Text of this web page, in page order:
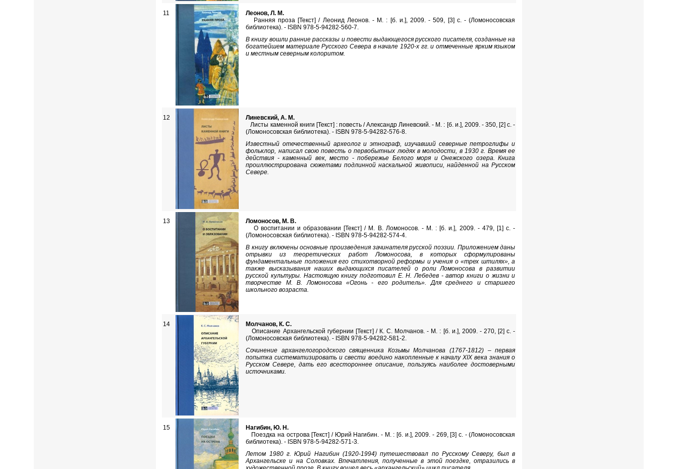
11
Леонов, Л. М.
Ранняя проза [Текст] / Леонид Леонов. - М. : [б. и.], 2009. - 509, [3] с. - (Ломоносовская
библиотека). - ISBN 978-5-94282-560-7.
В книгу вошли ранние рассказы и повести выдающегося русского писателя, созданные на
богатейшем материале Русского Севера в начале 1920-х гг. и отмеченные ярким языком
и местным северным колоритом.
12
Линевский, А. М.
Листы каменной книги [Текст] : повесть / Александр Линевский. - М. : [б. и.], 2009. - 350, [2] с. -
(Ломоносовская библиотека). - ISBN 978-5-94282-576-8.
Известный отечественный археолог и этнограф, изучавший северные петроглифы и
фольклор, написал свою повесть о первобытных людях в молодости, в 1930 г. Время ее
действия - каменный век, место - побережье Белого моря и Онежского озера. Книга
проиллюстрирована сюжетами подлинной наскальной живописи, найденной на Русском
Севере.
13
Ломоносов, М. В.
О воспитании и образовании [Текст] / М. В. Ломоносов. - М. : [б. и.], 2009. - 479, [1] с. -
(Ломоносовская библиотека). - ISBN 978-5-94282-574-4.
В книгу включены основные произведения зачинателя русской поэзии. Приложением даны
отрывки из теоретических работ Ломоносова, в которых сформулированы
фундаментальные положения его стихотворной реформы и учения о «трех штилях», а
также высказывания наших выдающихся писателей о роли Ломоносова в развитии
русской культуры. Настоящую книгу подготовил Е. Н. Лебедев - автор книги о жизни и
творчестве М. В. Ломоносова «Огонь - его родитель». Для среднего и старшего
школьного возраста.
14
Молчанов, К. С.
Описание Архангельской губернии [Текст] / К. С. Молчанов. - М. : [б. и.], 2009. - 270, [2] с. -
(Ломоносовская библиотека). - ISBN 978-5-94282-581-2.
Сочинение архангелогородского священника Козьмы Молчанова (1767-1812) – первая
попытка систематизировать и свести воедино накопленные к началу XIX века знания о
Русском Севере, дать его всестороннее описание, пользуясь наиболее достоверными
источниками.
15
Нагибин, Ю. Н.
Поездка на острова [Текст] / Юрий Нагибин. - М. : [б. и.], 2009. - 269, [3] с. - (Ломоносовская
библиотека). - ISBN 978-5-94282-571-3.
Летом 1980 г. Юрий Нагибин (1920-1994) путешествовал по Русскому Северу, был в
Архангельске и на Соловках. Впечатления, полученные в этой поездке, отразились в